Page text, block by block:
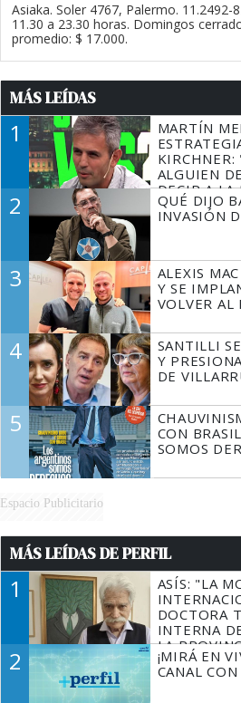
Asiaka. Soler 4767, Palermo. 11.2492-
11.30 a 23.30 horas. Domingos
promedio: $ 17.000.
MÁS LEÍDAS
1
MARTÍN
KIRCHNER:
ALGUIEN
DECIR A LA
TIENE QUE
2
QUÉ DIJO
INVASIÓN
3
ALEXIS
Y SE
VOLVER AL
4
SANTILLI
Y
DE
5
CON
SOMOS
Espacio Publicitario
MÁS LEÍDAS DE PERFIL
1
ASÍS: "LA
DOCTORA
INTERNA
LA
2
¡MIRÁ EN
CANAL